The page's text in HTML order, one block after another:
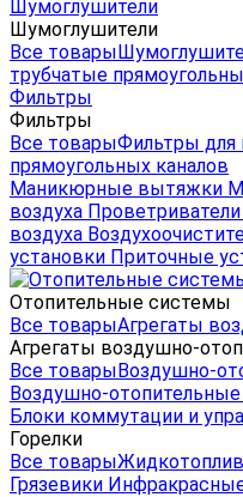
Шумоглушители
Шумоглушители
Все товары
трубчатые
Фильтры
Фильтры
Все товарыФильтры для
прямоугольных каналов
Маникюрные вытяжки
воздуха Проветриватели
воздуха
установки Приточные
Отопительные системы
Все товарыАгрегаты
Агрегаты воздушно-
Все товарыВоздушно-
Воздушно-
Блоки коммутации и
Горелки
Все товары
Грязевики